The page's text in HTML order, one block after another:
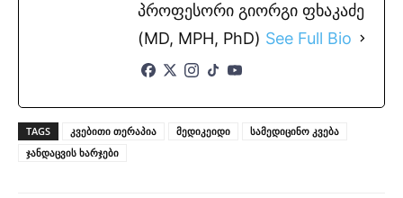
პროფესორი გიორგი ფხაკაძე
(MD, MPH, PhD) See Full Bio
TAGS კვებითი თერაპია მედიკეიდი
სამედიცინო კვება
ჯანდაცვის ხარჯები